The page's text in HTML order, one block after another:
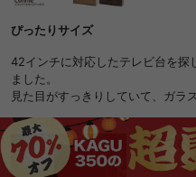
ぴったりサイズ
42インチに対応したテレビ台を探
ました。
見た目がすっきりしていて、ガラ
二色展開ですが、落ち着いたブラ
我が家にぴったりで最高です！
こてつ さ